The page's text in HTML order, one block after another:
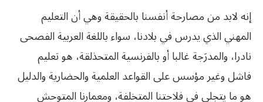
إنه لابد من مصارحة أنفسنا بالحقيقة وهي‮ ‬أن التعليم
المهني‮ ‬الذي‮ ‬يدرس في‮ ‬بلادنا،‮ ‬سواء باللغة العربية الفصحى
نادرا،‮ ‬والمدرَجة‮ ‬غالبا أو بالفرنسية المتحذلقة،‮ ‬هو تعليم
فاشل وغير مؤسس على القواعد العلمية والحضارية والدليل
هو ما‮ ‬يتجلى في‮ ‬فلاحتنا المتخلفة،‮ ‬ومعمارنا المتوحش